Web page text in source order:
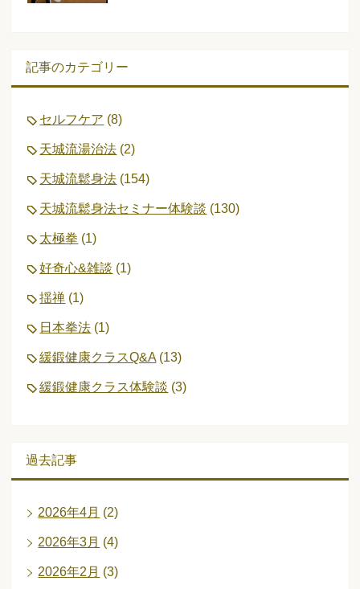
記事のカテゴリー
セルフケア (8)
天城流湯治法 (2)
天城流鬆身法 (154)
天城流鬆身法セミナー体験談 (130)
太極拳 (1)
好奇心&雑談 (1)
揺禅 (1)
日本拳法 (1)
緩鍛健康クラスQ&A(13)
緩鍛健康クラス体験談 (3)
過去記事
2026年4月 (2)
2026年3月 (4)
2026年2月 (3)